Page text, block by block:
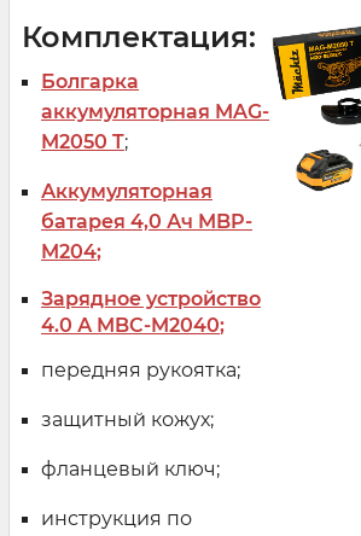
Комплектация:
Болгарка
аккумуляторная MAG-
M2050 T;
Аккумуляторная
батарея 4,0 Ач MBP-
M204;
Зарядное устройство
4.0 А MBC-M2040;
передняя рукоятка;
защитный кожух;
фланцевый ключ;
инструкция по